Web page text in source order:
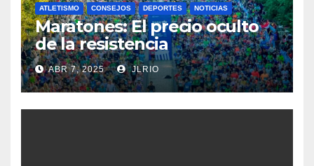
ATLETISMO CONSEJOS DEPORTES NOTICIAS
Maratones: El precio oculto
de la resistencia
ABR 7, 2025 JLRIO